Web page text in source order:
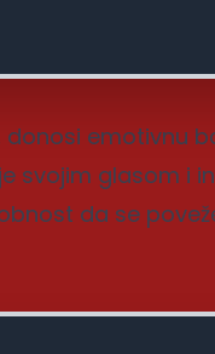
donosi emotivnu
svojim glasom i
da se